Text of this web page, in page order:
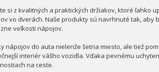
si z kvalitných a praktických držiakov, ktoré ľahko
vo dverách. Naše produkty sú navrhnuté tak,
veľkosti nápojov.
nápojov do auta nielenže šetria miesto, ale tiež
interiér vášho vozidla. Vďaka pevnému
na ceste.